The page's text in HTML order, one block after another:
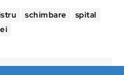
schimbare
spital